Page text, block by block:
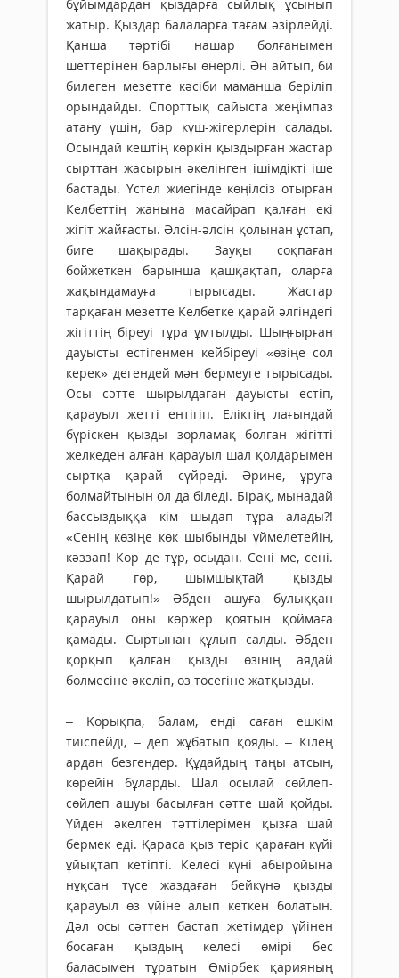
бұйымдардан қыздарға сыйлық ұсынып
жатыр. Қыздар балаларға тағам әзірлейді.
Қанша тәртібі нашар болғанымен
шеттерінен барлығы өнерлі. Ән айтып, би
билеген мезетте кәсіби маманша беріліп
орындайды. Спорттық сайыста жеңімпаз
атану үшін, бар күш-жігерлерін салады.
Осындай кештің көркін қыздырған жастар
сырттан жасырын әкелінген ішімдікті іше
бастады. Үстел жиегінде көңілсіз отырған
Келбеттің жанына масайрап қалған екі
жігіт жайғасты. Әлсін-әлсін қолынан ұстап,
биге шақырады. Зауқы соқпаған
бойжеткен барынша қашқақтап, оларға
жақындамауға тырысады. Жастар
тарқаған мезетте Келбетке қарай әлгіндегі
жігіттің біреуі тұра ұмтылды. Шыңғырған
дауысты естігенмен кейбіреуі «өзіңе сол
керек» дегендей мән бермеуге тырысады.
Осы сәтте шырылдаған дауысты естіп,
қарауыл жетті ентігіп. Еліктің лағындай
бүріскен қызды зорламақ болған жігітті
желкеден алған қарауыл шал қолдарымен
сыртқа қарай сүйреді. Әрине, ұруға
болмайтынын ол да біледі. Бірақ, мынадай
бассыздыққа кім шыдап тұра алады?!
«Сенің көзіңе көк шыбынды үймелетейін,
кәззап! Көр де тұр, осыдан. Сені ме, сені.
Қарай гөр, шымшықтай қызды
шырылдатып!» Әбден ашуға булыққан
қарауыл оны көржер қоятын қоймаға
қамады. Сыртынан құлып салды. Әбден
қорқып қалған қызды өзінің аядай
бөлмесіне әкеліп, өз төсегіне жатқызды.
– Қорықпа, балам, енді саған ешкім
тиіспейді, – деп жұбатып қояды. – Кілең
ардан безгендер. Құдайдың таңы атсын,
көрейін бұларды. Шал осылай сөйлеп-
сөйлеп ашуы басылған сәтте шай қойды.
Үйден әкелген тәттілерімен қызға шай
бермек еді. Қараса қыз теріс қараған күйі
ұйықтап кетіпті. Келесі күні абыройына
нұқсан түсе жаздаған бейкүнә қызды
қарауыл өз үйіне алып кеткен болатын.
Дәл осы сәттен бастап жетімдер үйінен
босаған қыздың келесі өмірі бес
баласымен тұратын Өмірбек қарияның